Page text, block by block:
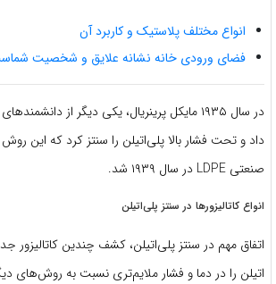
انواع مختلف پلاستیک و کاربرد آن
فضای ورودی خانه نشانه علایق و شخصیت
داد و تحت فشار بالا پلی‌اتیلن را سنتز کرد که این
صنعتی LDPE در سال ۱۹۳۹ شد.
انواع کاتالیزورها در سنتز پلی‌اتیلن
اتفاق مهم در سنتز پلی‌اتیلن، کشف چندین کاتالیزور
اتیلن را در دما و فشار ملایم‌تری نسبت به روش‌های